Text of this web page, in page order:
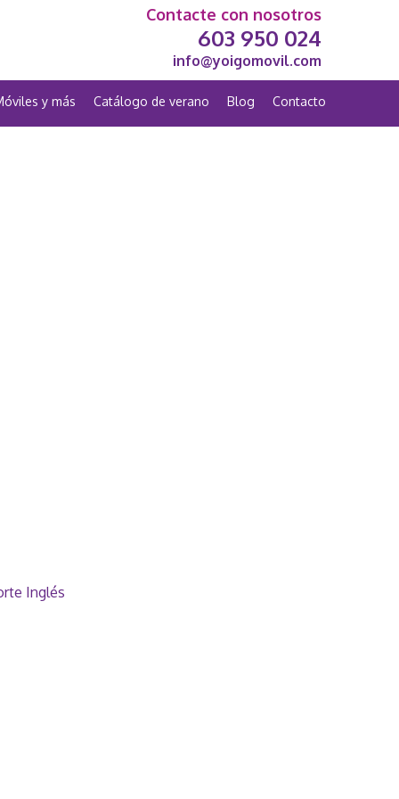
Contacte con nosotros
603 950 024
info@yoigomovil.com
y más Catálogo de verano Blog Contacto